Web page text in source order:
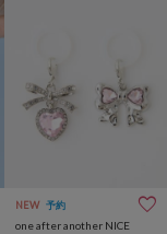
NEW 予約
one after another NICE